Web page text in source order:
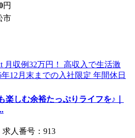
円
市
楽しむ余裕たっぷりライフを♪｜
人番号：913